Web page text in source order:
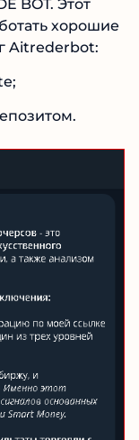
BOT. Этот
услуг